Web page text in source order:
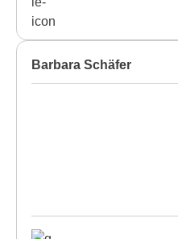
Barbara Schäfer